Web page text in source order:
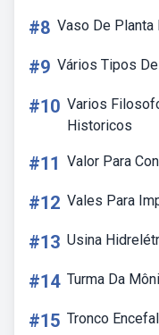
#8 Vaso De Planta
#9 Vários Tipos
#10 Varios
Historicos
#11 Valor Para
#12 Vales Para
#13 Usina
#14 Turma Da
#15 Tronco